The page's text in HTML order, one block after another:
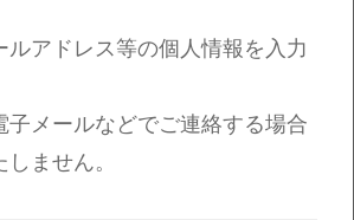
アドレス等の個人情報を入力
メールなどでご連絡する場合
ません。